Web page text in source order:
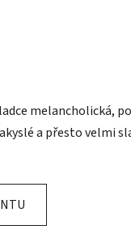
melancholická,
a přesto velmi